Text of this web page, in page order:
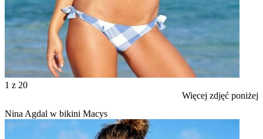
1 z 20
Więcej zdjęć poniżej
Nina Agdal w bikini Macys